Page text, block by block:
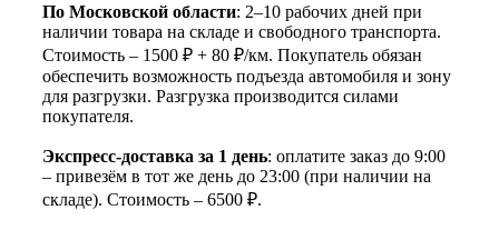
По Московской области: 2–10 рабочих дней при
наличии товара на складе и свободного транспорта.
Стоимость – 1500 ₽ + 80 ₽/км. Покупатель обязан
обеспечить возможность подъезда автомобиля и зону
для разгрузки. Разгрузка производится силами
покупателя.
Экспресс-доставка за 1 день: оплатите заказ до 9:00
– привезём в тот же день до 23:00 (при наличии на
складе). Стоимость – 6500 ₽.